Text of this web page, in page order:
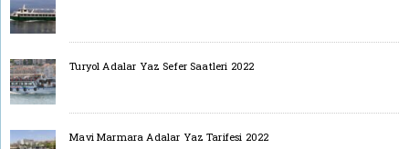
Turyol Adalar Yaz Sefer Saatleri 2022
Mavi Marmara Adalar Yaz Tarifesi 2022